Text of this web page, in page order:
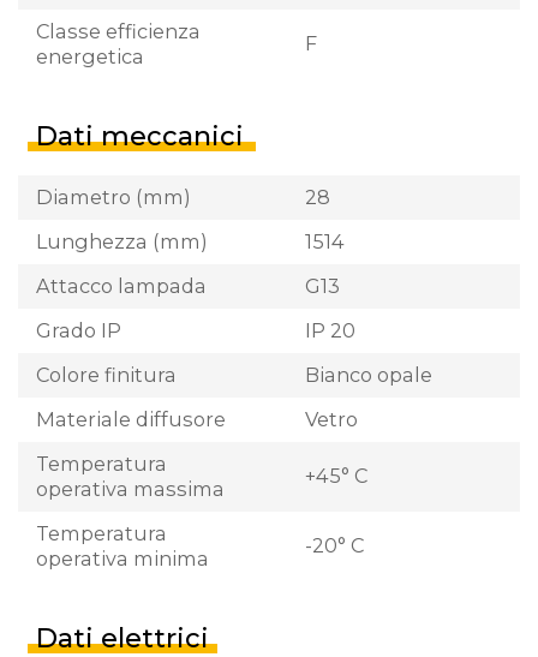
Classe efficienza
energetica
F
Dati meccanici
Diametro (mm)
28
Lunghezza (mm)
1514
Attacco lampada
G13
Grado IP
IP 20
Colore finitura
Bianco opale
Materiale diffusore
Vetro
Temperatura
operativa massima
+45° C
Temperatura
operativa minima
-20° C
Dati elettrici